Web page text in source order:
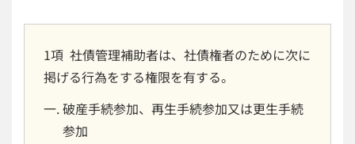
1項 社債管理補助者は、社債権者のために次に
掲げる行為をする権限を有する。
破産手続参加、再生手続参加又は更生手続
参加